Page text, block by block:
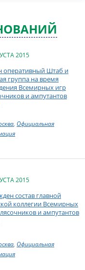
2015
оперативный Штаб и
группа на время
Всемирных игр
и ампутантов
, Официальная
2015
состав главной
коллегии Всемирных
и ампутантов
, Официальная